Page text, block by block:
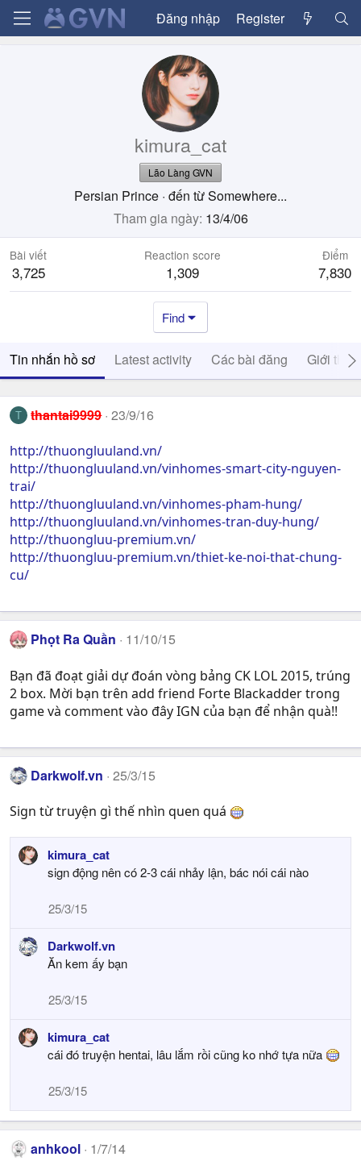
Đăng nhập Register
kimura_cat
Lão Làng GVN
Persian Prince · đến từSomewhere...
Tham gia ngày 13/4/06
Bài viết
3,725
Reaction score
1,309
Điểm
7,830
Find
Tin nhắn hồ sơ Latest activity Các bài đăng Giới thiệu
T thantai9999 23/9/16
http://thuongluuland.vn/
http://thuongluuland.vn/vinhomes-smart-city-nguyen-
trai/
http://thuongluuland.vn/vinhomes-pham-hung/
http://thuongluuland.vn/vinhomes-tran-duy-hung/
http://thuongluu-premium.vn/
http://thuongluu-premium.vn/thiet-ke-noi-that-chung-
cu/
Phọt Ra Quần 11/10/15
Bạn đã đoạt giải dự đoán vòng bảng CK LOL 2015, trúng
2 box. Mời bạn trên add friend Forte Blackadder trong
game và comment vào đây IGN của bạn để nhận quà!!
Darkwolf.vn 25/3/15
Sign từ truyện gì thế nhìn quen quá
kimura_cat
sign động nên có 2-3 cái nhảy lận, bác nói cái nào
25/3/15
Darkwolf.vn
Ăn kem ấy bạn
25/3/15
kimura_cat
cái đó truyện hentai, lâu lắm rồi cũng ko nhớ tựa nữa
25/3/15
anhkool 1/7/14